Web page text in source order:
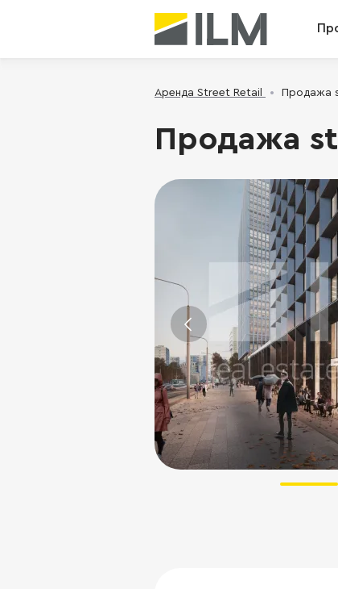
Аренда Street Retail Продажа
Продажа